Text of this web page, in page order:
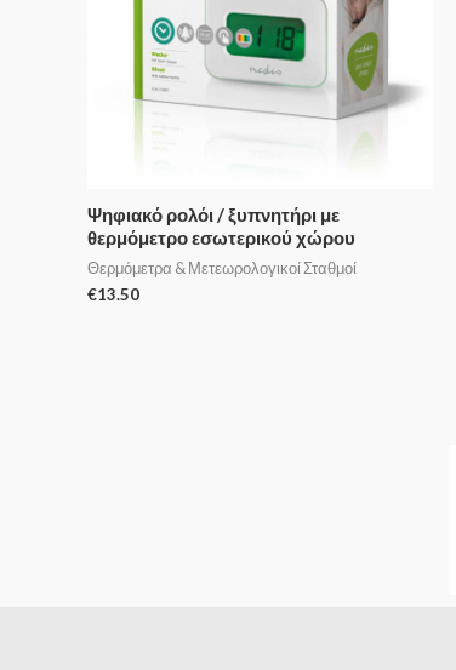
Ψηφιακό ρολόι / ξυπνητήρι με
θερμόμετρο εσωτερικού χώρου
Θερμόμετρα & Μετεωρολογικοί Σταθμοί
€13.50